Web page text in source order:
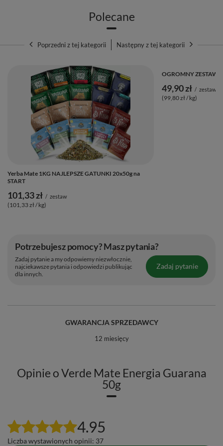
Skład yerba mate i dodatkowe informacje
🌱 Składniki:93,3% yerba mate, 1,9% guarana, jagody
goji, płatki nagietka, naturalne aromaty
⚖️ Masa netto:50 g
🌎 Kraj pochodzenia:Brazylia
🏭 Wyprodukowano dla:Venusti Sp. z o.o.
🗓️ Najlepiej spożyć przed:Data ważności i nr partii na
opakowaniu.
Jak przygotować yerba mate? 🧉
zbyt intensywnego smaku, możesz zmniejszyć porcję.
2. Zakryj dłonią otwór naczynka, obróć je do góry dnem i
Polecane
Poprzedni z tej kategorii Następny z tej kategorii
Yerba Mate 1KG NAJLEPSZE GATUNKI 20x50g na
START
101,33 zł / zestaw
(101,33 zł / kg)
OGROMNY ZESTAW
49,90 zł / zestaw
(99,80 zł / kg)
Potrzebujesz pomocy? Masz pytania?
Zadaj pytanie a my odpowiemy niezwłocznie,
najciekawsze pytania i odpowiedzi publikując
dla innych.
Zadaj pytanie
GWARANCJA SPRZEDAWCY
12 miesięcy
Opinie o Verde Mate Energia Guarana
50g
4.95
Liczba wystawionych opinii: 37